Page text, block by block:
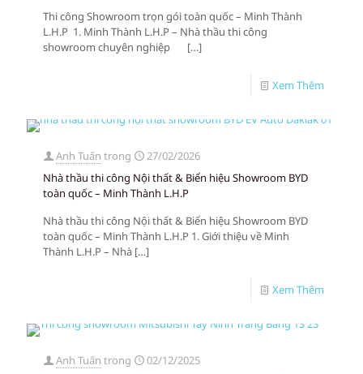
Thi công Showroom trọn gói toàn quốc – Minh Thành
L.H.P 1. Minh Thành L.H.P – Nhà thầu thi công
showroom chuyên nghiệp
[…]
Xem Thêm
Anh Tuấn trong
27/02/2026
Nhà thầu thi công Nội thất & Biển hiệu Showroom BYD
toàn quốc – Minh Thành L.H.P
Nhà thầu thi công Nội thất & Biển hiệu Showroom BYD
toàn quốc – Minh Thành L.H.P 1. Giới thiệu về Minh
Thành L.H.P – Nhà […]
Xem Thêm
Anh Tuấn trong
02/12/2025